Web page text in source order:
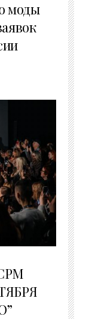
моды